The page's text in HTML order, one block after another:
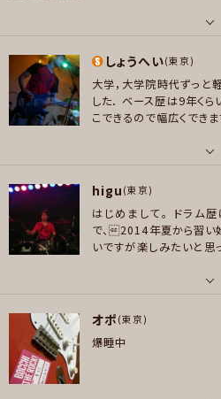
Nobel bright*ハンブレッダーズ*Kroi*
好きなジャンル
ポップス , ロック , ジャズ/フュージョン ,
プレイヤー参加予定
ギター , ベース
好きなアーティスト
red hot chilli peppers、alexandros、
檎、ペルソナのサントラ、baker brothers
n park、The Yellow Monkey、The New
Strokes、星街すいせい、SAMURAI、The
spot、ayutthaya、結束バンド、Vaundy、
Emi、真心ブラザーズ、Junior Senior、
andymori、The Who、Hi-Standard、
go Jam Unit、sgt.、くるり、G.Love &
好きなジャンル
ポップス , ロック , ファンク/ブルース , ジ
しょうへい(東京)
大学，大学院時代ずっと
した． ベース歴は9年くら
こできるので幅広くでき
ャットモンチー，Bon
っています．趣味で気軽に
楽しくやりたいですね．
ベース
好きなアーティスト
10-FEET,Nothing's Carved In
好きなジャンル
ロック , パンク/メロコア , ハードロック/ヘ
プレイヤー参加予定
higu (東京)
はじめまして。
ドラム
で、2014年夏から習い
いですが楽しみたいと思
ドラム
好きなアーティスト
いきものがかり、JUDY AND MARY、
A SEA、 BUCK-TICK、Lynch、SISTER
オポ (東京)
爆睡中